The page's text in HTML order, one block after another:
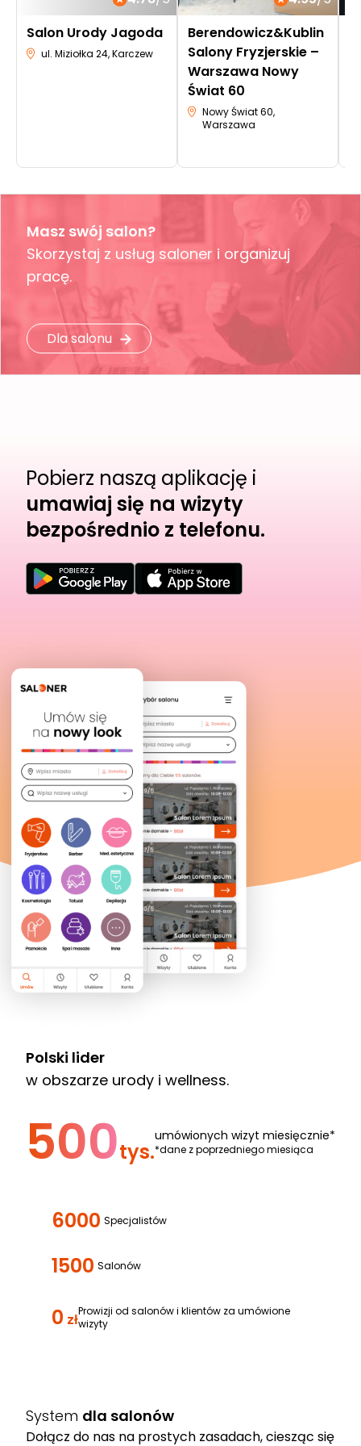
Salon Urody Jagoda
ul. Miziołka 24, Karczew
Berendowicz&Kublin
Salony Fryzjerskie –
Warszawa Nowy
Świat 60
Nowy Świat 60,
Warszawa
Masz swój salon?
Skorzystaj z usług saloner i organizuj
pracę.
Dla salonu
Pobierz naszą aplikację i
umawiaj się na wizyty
bezpośrednio z telefonu.
Polski lider
w obszarze urody i wellness.
500tys.
umówionych wizyt miesięcznie*
*dane z poprzedniego miesiąca
6000 Specjalistów
1500 Salonów
0 złProwizji od salonów i klientów za umówione
wizyty
System dla salonów
Dołącz do nas na prostych zasadach, ciesząc się